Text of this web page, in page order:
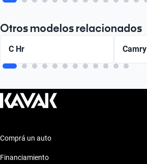
Otros modelos relacionados
C Hr Camry
Comprá un auto
Financiamiento